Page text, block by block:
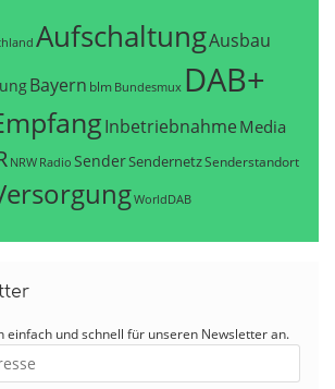
AufschaltungAusbau
Bayern blm Bundesmux DAB+
Inbetriebnahme Media
NRW Radio SenderSendernetzSenderstandort
WorldDAB
einfach und schnell für unseren Newsletter an.